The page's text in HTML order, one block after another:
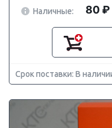
Наличные:
80 ₽
Срок поставки: В